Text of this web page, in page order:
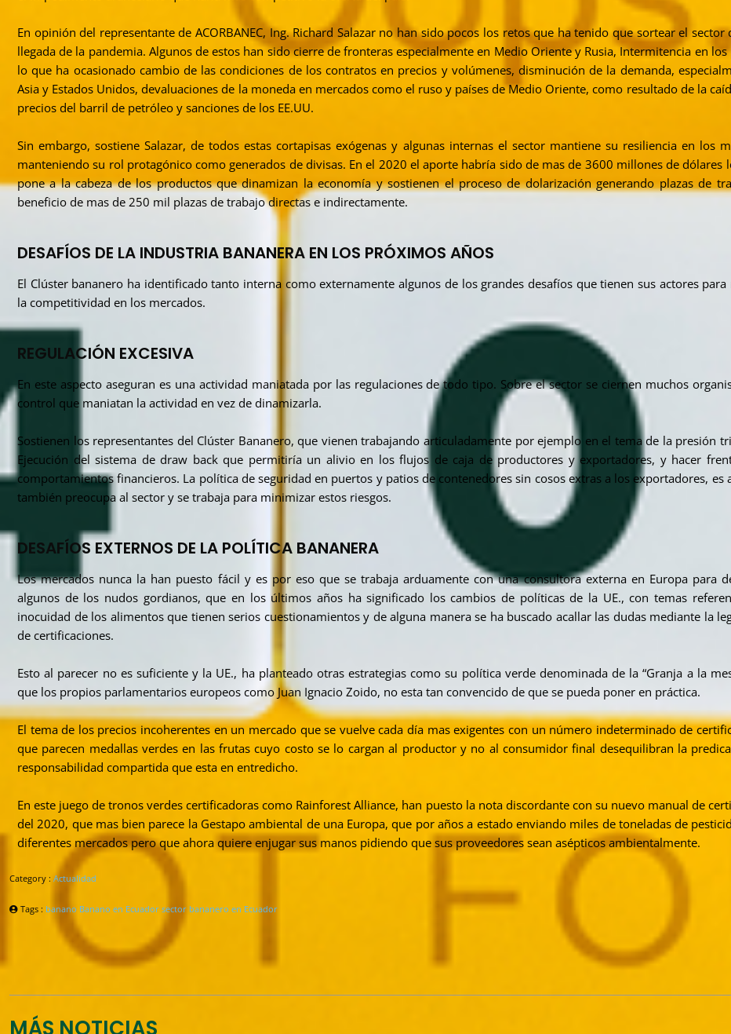
En opinión del representante de ACORBANEC, Ing. Richard Salazar no han sido pocos los retos que ha tenido que sortear el sector
llegada de la pandemia. Algunos de estos han sido cierre de fronteras especialmente en Medio Oriente y Rusia, Intermitencia en
lo que ha ocasionado cambio de las condiciones de los contratos en precios y volúmenes, disminución de la demanda,
Asia y Estados Unidos, devaluaciones de la moneda en mercados como el ruso y países de Medio Oriente, como resultado de la
precios del barril de petróleo y sanciones de los EE.UU.
Sin embargo, sostiene Salazar, de todos estas cortapisas exógenas y algunas internas el sector mantiene su resiliencia en los
manteniendo su rol protagónico como generados de divisas. En el 2020 el aporte habría sido de mas de 3600 millones de dólares
pone a la cabeza de los productos que dinamizan la economía y sostienen el proceso de dolarización generando plazas de
beneficio de mas de 250 mil plazas de trabajo directas e indirectamente.
DESAFÍOS DE LA INDUSTRIA BANANERA EN LOS PRÓXIMOS AÑOS
El Clúster bananero ha identificado tanto interna como externamente algunos de los grandes desafíos que tienen sus actores
la competitividad en los mercados.
REGULACIÓN EXCESIVA
En este aspecto aseguran es una actividad maniatada por las regulaciones de todo tipo. Sobre el sector se ciernen muchos
control que maniatan la actividad en vez de dinamizarla.
Sostienen los representantes del Clúster Bananero, que vienen trabajando articuladamente por ejemplo en el tema de la presión
Ejecución del sistema dedraw backque permitiría un alivio en los flujos de caja de productores y exportadores, y hacer
comportamientos financieros. La política de seguridad en puertos y patios de contenedores sin cosos extras a los exportadores, es
también preocupa al sector y se trabaja para minimizar estos riesgos.
DESAFÍOS EXTERNOS DE LA POLÍTICA BANANERA
Los mercados nunca la han puesto fácil y es por eso que se trabaja arduamente con una consultora externa en Europa para
algunos de los nudos gordianos, que en los últimos años ha significado los cambios de políticas de la UE., con temas
inocuidad de los alimentos que tienen serios cuestionamientos y de alguna manera se ha buscado acallar las dudas mediante la
de certificaciones.
Esto al parecer no es suficiente y la UE., ha planteado otras estrategias como su política verde denominada de la “Granja a la
que los propios parlamentarios europeos como Juan Ignacio Zoido, no esta tan convencido de que se pueda poner en práctica.
El tema de los precios incoherentes en un mercado que se vuelve cada día mas exigentes con un número indeterminado de
que parecen medallas verdes en las frutas cuyo costo se lo cargan al productor y no al consumidor final desequilibran la
responsabilidad compartida que esta en entredicho.
En este juego de tronos verdes certificadoras como Rainforest Alliance, han puesto la nota discordante con su nuevo manual de
del 2020, que mas bien parece la Gestapo ambiental de una Europa, que por años a estado enviando miles de toneladas de
diferentes mercados pero que ahora quiere enjugar sus manos pidiendo que sus proveedores sean asépticos ambientalmente.
Category : Actualidad
Tags : banano Banano en Ecuador sector bananero en Ecuador